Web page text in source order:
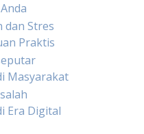
dan Stres
Praktis
Masyarakat
Era Digital